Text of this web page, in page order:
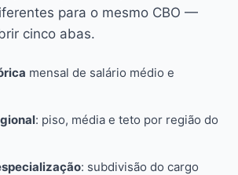
para o mesmo CBO —
cinco abas.
mensal de salário médio e
: piso, média e teto por região do
: subdivisão do cargo